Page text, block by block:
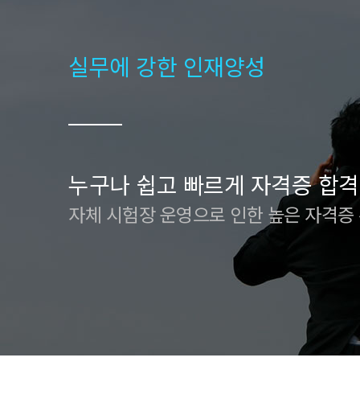
실무에 강한 인재양성
누구나 쉽고 빠르게 자격증 합
자체 시험장 운영으로 인한 높은 자격